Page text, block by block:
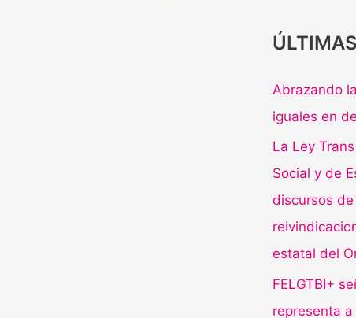
Abrazando
iguales en
La Ley
Social y de
discursos
estatal del
FELGTBI+
representa